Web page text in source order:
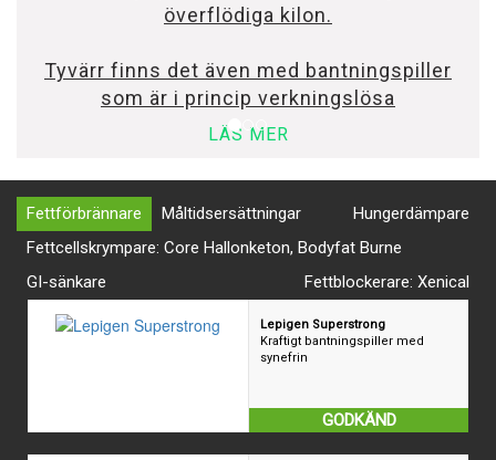
överflödiga kilon.
Tyvärr finns det även med bantningspiller
som är i princip verkningslösa
LÄS MER
Fettförbrännare
Hungerdämpare
Fettcellskrympare: Core Hallonketon, Bodyfat Burne
Fettblockerare: Xenical
GI-sänkare
Måltidsersättningar
Lepigen Superstrong
Kraftigt bantningspiller med
synefrin
GODKÄND